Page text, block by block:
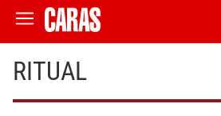
RITUAL